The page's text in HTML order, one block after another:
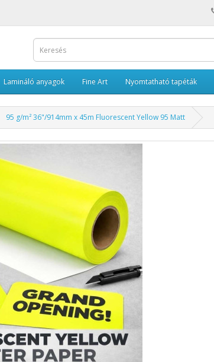
Lamináló anyagok Fine Art Nyomtatható tapéták
95 g/m² 36"/914mm x 45m Fluorescent Yellow 95 Matt